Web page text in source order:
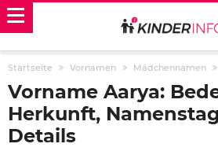
Startseite Vornamen Mädchennamen
Vorname Aarya:
Herkunft,
Details